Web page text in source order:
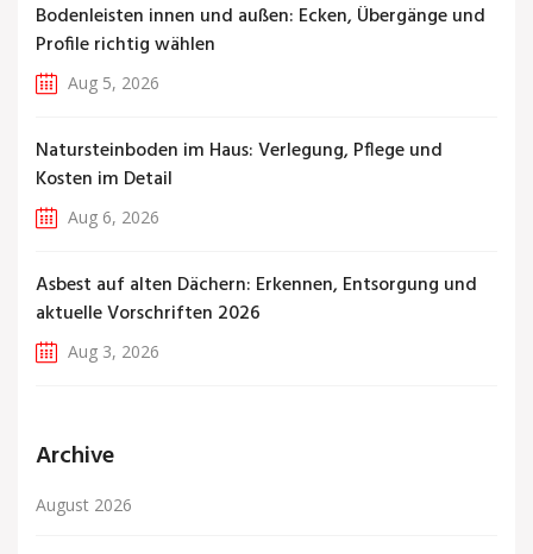
Bodenleisten innen und außen: Ecken, Übergänge und
Profile richtig wählen
Aug 5, 2026
Natursteinboden im Haus: Verlegung, Pflege und
Kosten im Detail
Aug 6, 2026
Asbest auf alten Dächern: Erkennen, Entsorgung und
aktuelle Vorschriften 2026
Aug 3, 2026
Archive
August 2026